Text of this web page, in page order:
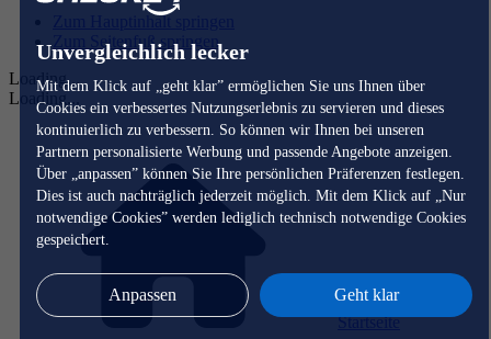
Unvergleichlich lecker
Mit dem Klick auf „geht klar” ermöglichen Sie uns Ihnen über
Cookies ein verbessertes Nutzungserlebnis zu servieren und dieses
kontinuierlich zu verbessern. So können wir Ihnen bei unseren
Partnern personalisierte Werbung und passende Angebote anzeigen.
Über „anpassen” können Sie Ihre persönlichen Präferenzen festlegen.
Dies ist auch nachträglich jederzeit möglich. Mit dem Klick auf „Nur
notwendige Cookies” werden lediglich technisch notwendige Cookies
gespeichert.
Anpassen Geht klar
Zum Hauptinhalt springen
Zum Seitenfuß springen
Loading...
Loading...
Startseite